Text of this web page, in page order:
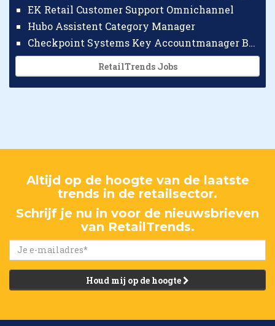
EK Retail Customer Support Omnichannel
Hubo Assistent Category Manager
Checkpoint Systems Key Accountmanager Benelux
RetailTrends Jobs
Altijd op de hoogte van de laatste
trends in de retailsector.
Schrijf je nu in voor de nieuwsbrieven
van RetailTrends.
Houd mij op de hoogte